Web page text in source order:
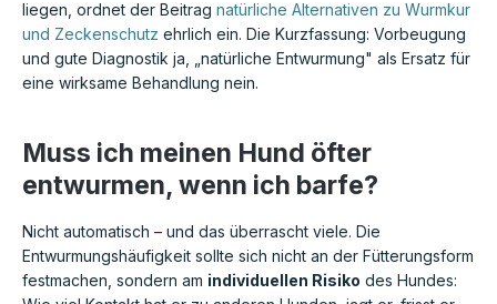
liegen, ordnet der Beitrag natürliche Alternativen zu Wurmkur
und Zeckenschutz ehrlich ein. Die Kurzfassung: Vorbeugung
und gute Diagnostik ja, „natürliche Entwurmung" als Ersatz für
eine wirksame Behandlung nein.
Muss ich meinen Hund öfter
entwurmen, wenn ich barfe?
Nicht automatisch – und das überrascht viele. Die
Entwurmungshäufigkeit sollte sich nicht an der Fütterungsform
festmachen, sondern am individuellen Risiko des Hundes: